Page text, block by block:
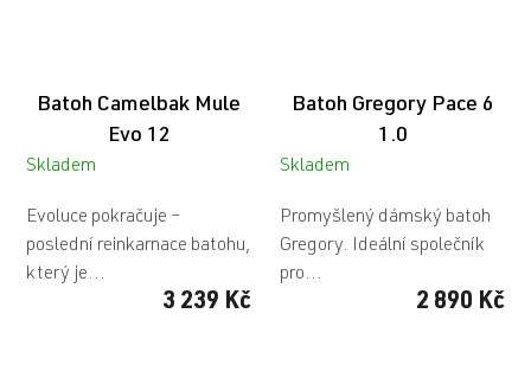
Batoh Camelbak Mule
Evo 12
Skladem
3 239 Kč
Evoluce pokračuje –
poslední reinkarnace batohu,
který je...
Batoh Gregory Pace 6
1.0
Skladem
2 890 Kč
Promyšlený dámský batoh
Gregory. Ideální společník
pro...